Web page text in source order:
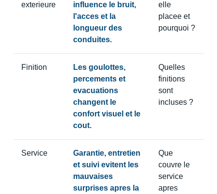
exterieure
influence le bruit,
l'acces et la
longueur des
conduites.
elle
placee et
pourquoi ?
Finition
Les goulottes,
percements et
evacuations
changent le
confort visuel et le
cout.
Quelles
finitions
sont
incluses ?
Service
Garantie, entretien
et suivi evitent les
mauvaises
surprises apres la
Que
couvre le
service
apres